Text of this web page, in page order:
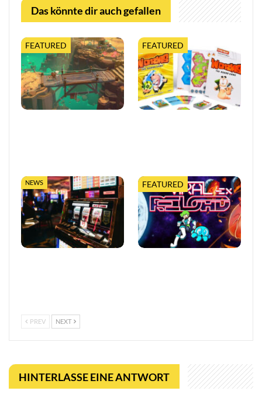
Das könnte dir auch gefallen
FEATURED FEATURED
NEWS FEATURED
PREV NEXT
HINTERLASSE EINE ANTWORT